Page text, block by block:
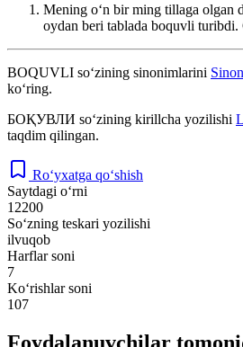
Mening oʻn bir ming tillaga olgan
oydan beri tablada boquvli turibdi.
BOQUVLI so‘zining sinonimlarini
ko‘ring.
БОҚУВЛИ so‘zining kirillcha yozilishi
taqdim qilingan.
Ro‘yxatga qo‘shish
Saytdagi o‘rni
12200
So‘zning teskari yozilishi
ilvuqob
Harflar soni
7
Ko‘rishlar soni
107
Foydalanuvchilar